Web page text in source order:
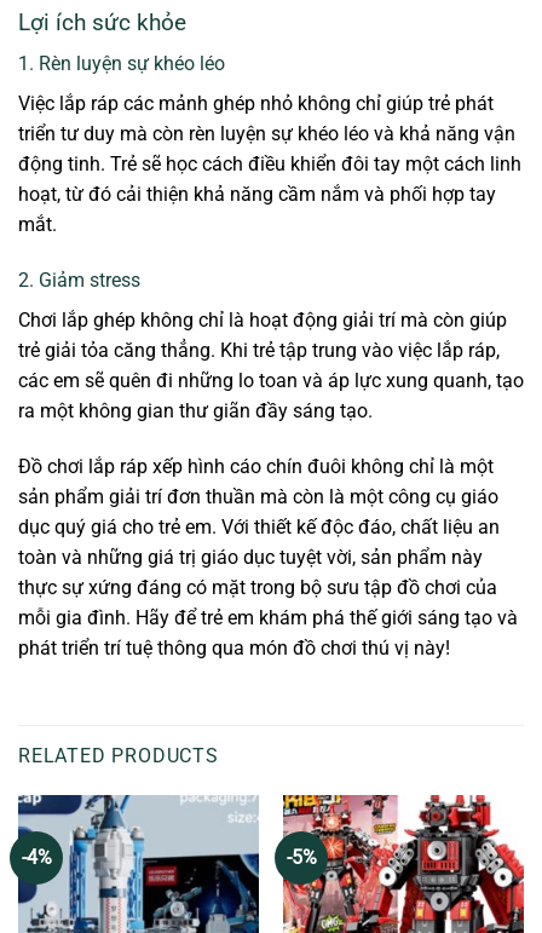
Lợi ích sức khỏe
1. Rèn luyện sự khéo léo
Việc lắp ráp các mảnh ghép nhỏ không chỉ giúp trẻ phát
triển tư duy mà còn rèn luyện sự khéo léo và khả năng vận
động tinh. Trẻ sẽ học cách điều khiển đôi tay một cách linh
hoạt, từ đó cải thiện khả năng cầm nắm và phối hợp tay
mắt.
2. Giảm stress
Chơi lắp ghép không chỉ là hoạt động giải trí mà còn giúp
trẻ giải tỏa căng thẳng. Khi trẻ tập trung vào việc lắp ráp,
các em sẽ quên đi những lo toan và áp lực xung quanh, tạo
ra một không gian thư giãn đầy sáng tạo.
Đồ chơi lắp ráp xếp hình cáo chín đuôi không chỉ là một
sản phẩm giải trí đơn thuần mà còn là một công cụ giáo
dục quý giá cho trẻ em. Với thiết kế độc đáo, chất liệu an
toàn và những giá trị giáo dục tuyệt vời, sản phẩm này
thực sự xứng đáng có mặt trong bộ sưu tập đồ chơi của
mỗi gia đình. Hãy để trẻ em khám phá thế giới sáng tạo và
phát triển trí tuệ thông qua món đồ chơi thú vị này!
RELATED PRODUCTS
-4% -5%